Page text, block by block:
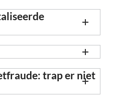
trap er niet